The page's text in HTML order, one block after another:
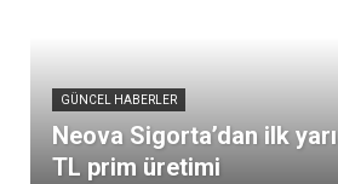
GÜNCEL HABERLER
Neova Sigorta’dan ilk
TL prim üretimi